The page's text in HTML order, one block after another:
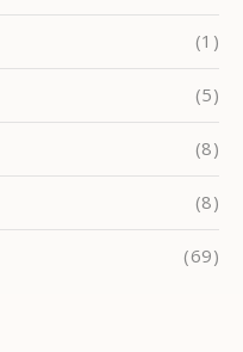
(1)
(5)
(8)
(8)
(69)